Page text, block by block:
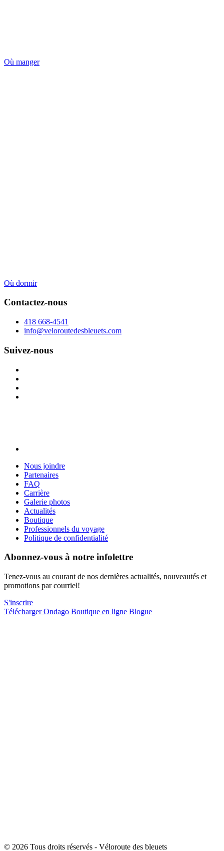
Où manger
Où dormir
Contactez-nous
418 668-4541
info@veloroutedesbleuets.com
Suivez-nous
Nous joindre
Partenaires
FAQ
Carrière
Galerie photos
Actualités
Boutique
Professionnels du voyage
Politique de confidentialité
Abonnez-vous à notre infolettre
Tenez-vous au courant de nos dernières actualités, nouveautés et
promotions par courriel!
S'inscrire
Télécharger Ondago Boutique en ligne Blogue
© 2026 Tous droits réservés - Véloroute des bleuets